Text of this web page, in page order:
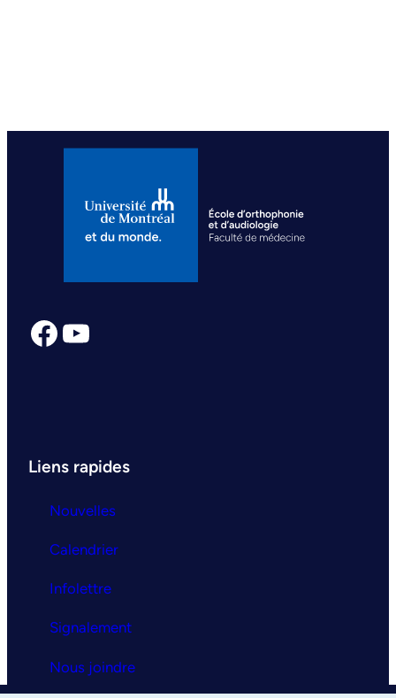
Facebook YouTube
Liens rapides
Nouvelles
Calendrier
Infolettre
Signalement
Nous joindre